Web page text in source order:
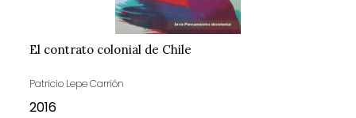
El contrato colonial de Chile
Patricio Lepe Carrión
2016